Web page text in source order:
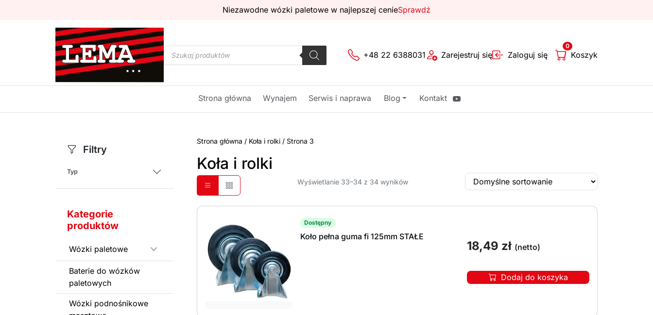
Niezawodne wózki paletowe w najlepszej cenieSprawdź
Wyszukiwarka
produktów
+48 22 6388031 Zarejestruj się Zaloguj się Koszyk
0
Strona główna Wynajem Serwis i naprawa Blog Kontakt
Filtry
Typ
Kategorie
produktów
Wózki paletowe
Rozwiń podkategorie
Baterie do wózków
paletowych
Wózki podnośnikowe
Strona główna / Koła i rolki / Strona 3
Koła i rolki
Wyświetlanie 33–34 z 34 wyników
Dostępny
Koło pełna guma fi 125mm STAŁE
18,49 zł (netto)
Dodaj do koszyka